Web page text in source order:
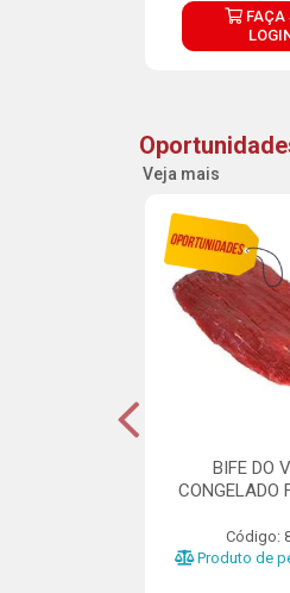
FAÇA
Veja mais
BIFE DO
CONGELADO
Código:
Produto de